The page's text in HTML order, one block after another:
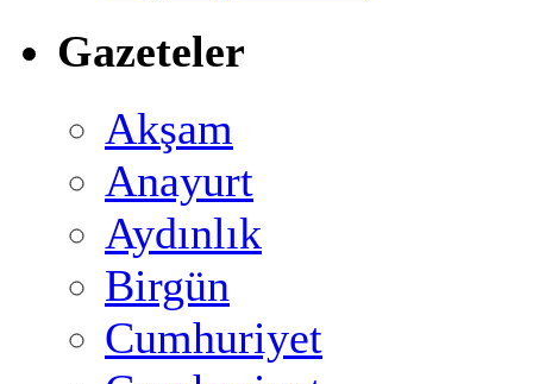
Gazeteler
Akşam
Anayurt
Aydınlık
Birgün
Cumhuriyet